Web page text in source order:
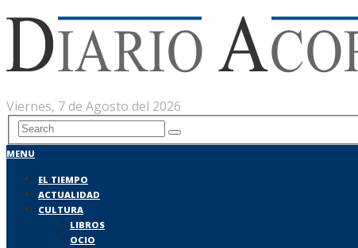
Viernes, 7 de Agosto del 2026
MENU
EL TIEMPO
ACTUALIDAD
CULTURA
LIBROS
OCIO